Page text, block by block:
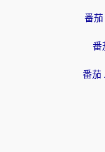
番茄
番
番茄